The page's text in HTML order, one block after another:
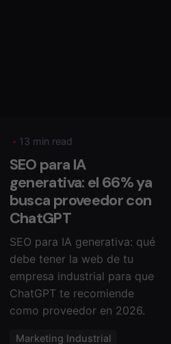
13 min read
SEO para IA
generativa: el 66% ya
busca proveedor con
ChatGPT
SEO para IA generativa: qué
debe tener la web de tu
empresa industrial para que
ChatGPT te recomiende
como proveedor en 2026.
Marketing Industrial